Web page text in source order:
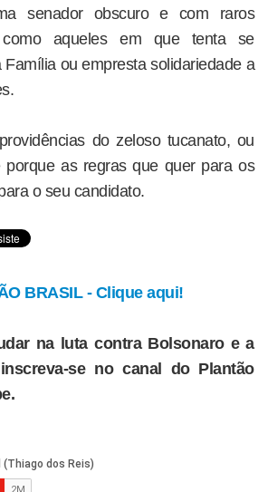
senador obscuro e com raros
como aqueles em que tenta se
Família ou empresta solidariedade a
do zeloso tucanato, ou
porque as regras que quer para os
o seu candidato.
BRASIL - Clique aqui!
na luta contra Bolsonaro e a
se no canal do Plantão